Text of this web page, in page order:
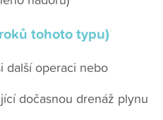
tohoto typu)
další operaci nebo
dočasnou drenáž plynu